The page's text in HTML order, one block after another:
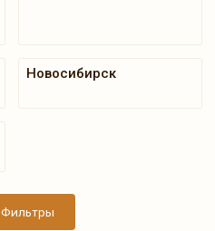
Новосибирск
Фильтры